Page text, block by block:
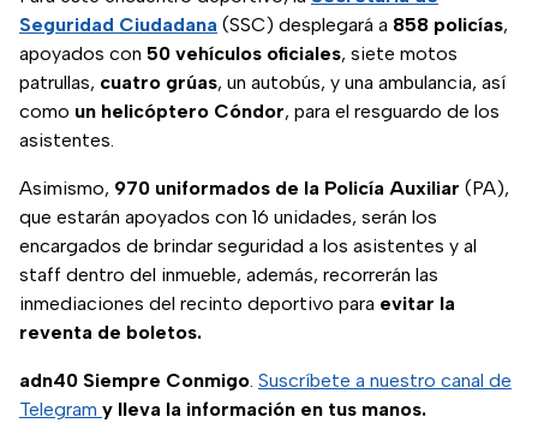
Seguridad Ciudadana (SSC) desplegará a 858 policías,
apoyados con 50 vehículos oficiales, siete motos
patrullas, cuatro grúas, un autobús, y una ambulancia, así
como un helicóptero Cóndor, para el resguardo de los
asistentes.
Asimismo, 970 uniformados de la Policía Auxiliar (PA),
que estarán apoyados con 16 unidades, serán los
encargados de brindar seguridad a los asistentes y al
staff dentro del inmueble, además, recorrerán las
inmediaciones del recinto deportivo para evitar la
reventa de boletos.
adn40 Siempre Conmigo. Suscríbete a nuestro canal de
Telegram y lleva la información en tus manos.